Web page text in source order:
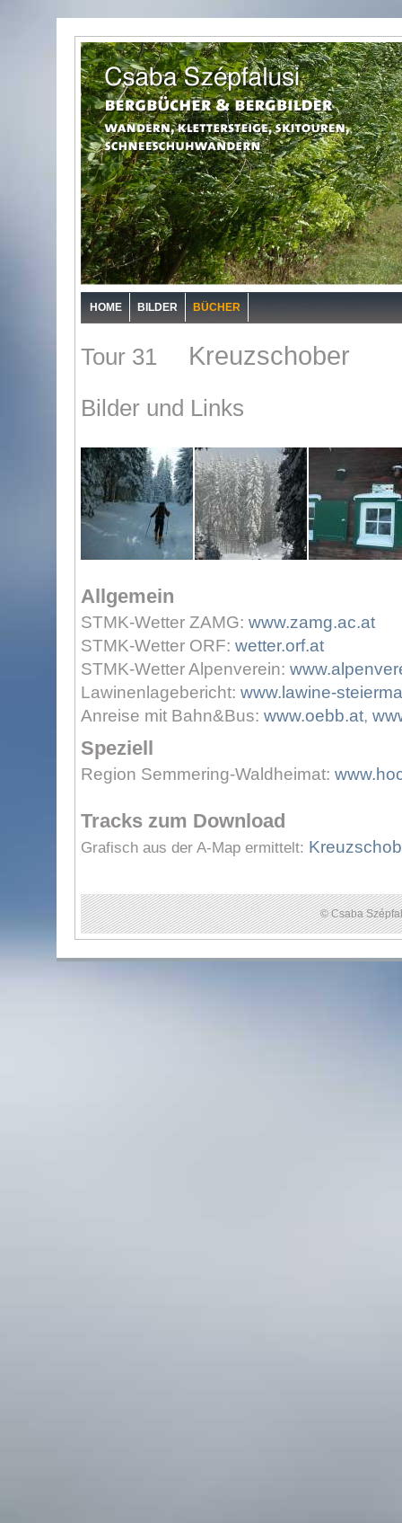
HOME BILDER BÜCHER
Tour 31 Kreuzschober
Bilder und Links
Allgemein
STMK-Wetter ZAMG: www.zamg.ac.at
STMK-Wetter ORF: wetter.orf.at
STMK-Wetter Alpenverein:
Lawinenlagebericht: www.lawine-
Anreise mit Bahn&Bus: www.oebb.at,
Speziell
Region Semmering-Waldheimat:
Tracks zum Download
Grafisch aus der A-Map ermittelt:
© Csaba